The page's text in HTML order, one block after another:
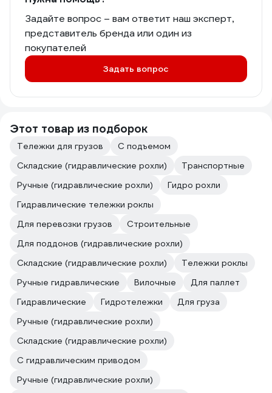
Задайте вопрос – вам ответит наш эксперт,
представитель бренда или один из
покупателей
Задать вопрос
Этот товар из подборок
Тележки для грузов
С подъемом
Складские (гидравлические рохли)
Транспортные
Ручные (гидравлические рохли)
Гидро рохли
Гидравлические тележки роклы
Для перевозки грузов
Строительные
Для поддонов (гидравлические рохли)
Складские (гидравлические рохли)
Тележки роклы
Ручные гидравлические
Вилочные
Для паллет
Гидравлические
Гидротележки
Для груза
Ручные (гидравлические рохли)
Складские (гидравлические рохли)
С гидравлическим приводом
Ручные (гидравлические рохли)